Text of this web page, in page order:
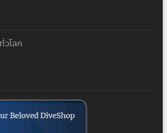
วโลก